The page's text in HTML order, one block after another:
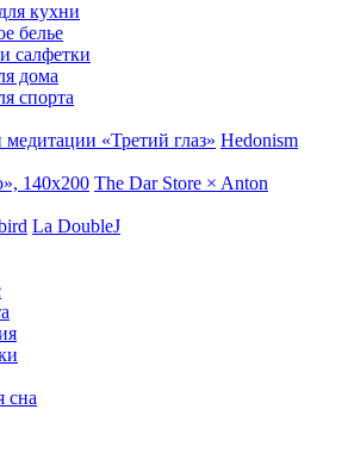
кухни
белье
салфетки
дома
спорта
«Третий глаз» Hedonism
140х200 The Dar Store × Anton
La DoubleJ
сна